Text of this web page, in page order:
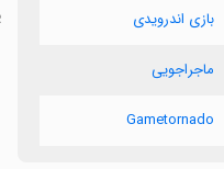
بازی اندرویدی
ماجراجویی
Gametornado